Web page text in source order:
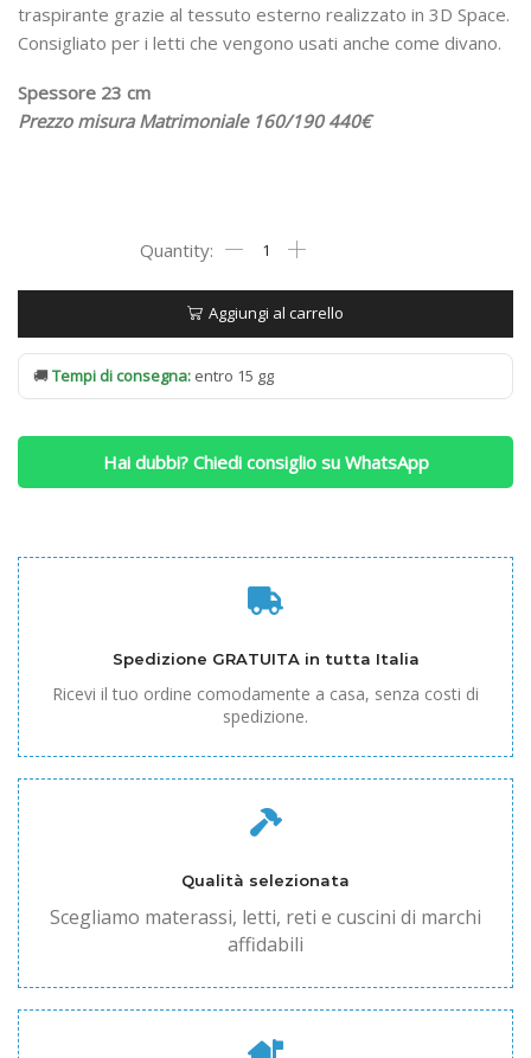
traspirante grazie al tessuto esterno realizzato in 3D Space.
Consigliato per i letti che vengono usati anche come divano.
Spessore 23 cm
Prezzo misura Matrimoniale 160/190 440€
Materasso
Mecflex
Mod.
Export
Matrimoniale
160/190
quantità
Aggiungi al carrello
🚚Tempi di consegna: entro 15 gg
Hai dubbi? Chiedi consiglio su WhatsApp
Spedizione GRATUITA in tutta Italia
Ricevi il tuo ordine comodamente a casa, senza costi di
spedizione.
Qualità selezionata
Scegliamo materassi, letti, reti e cuscini di marchi
affidabili